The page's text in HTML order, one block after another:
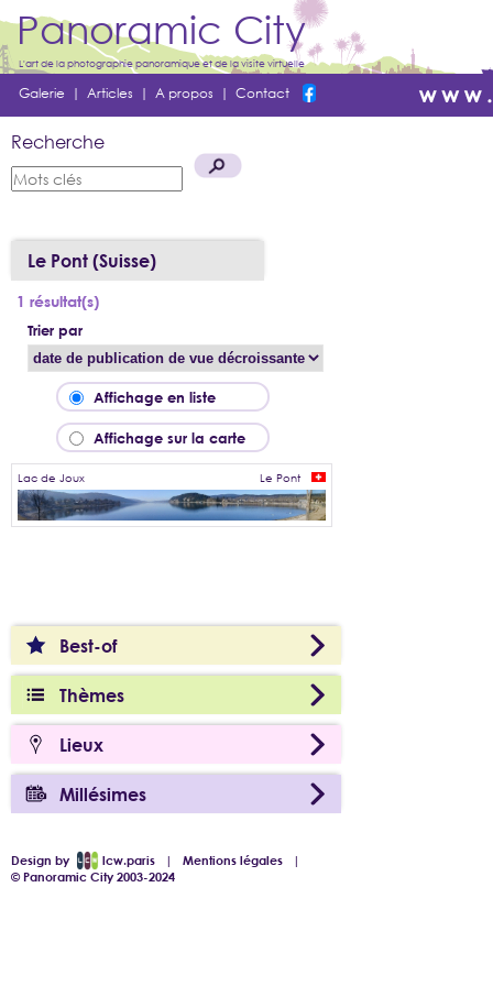
Panoramic City
L'art de la photographie panoramique et de la visite virtuelle
Galerie | Articles | A propos | Contact
Recherche
Best-of
Thèmes
Lieux
Millésimes
Le Pont (Suisse)
1 résultat(s)
Trier par
Affichage en liste
Affichage sur la carte
Lac de Joux Le Pont
Design by lcw.paris |Mentions légales |
© Panoramic City 2003-2024